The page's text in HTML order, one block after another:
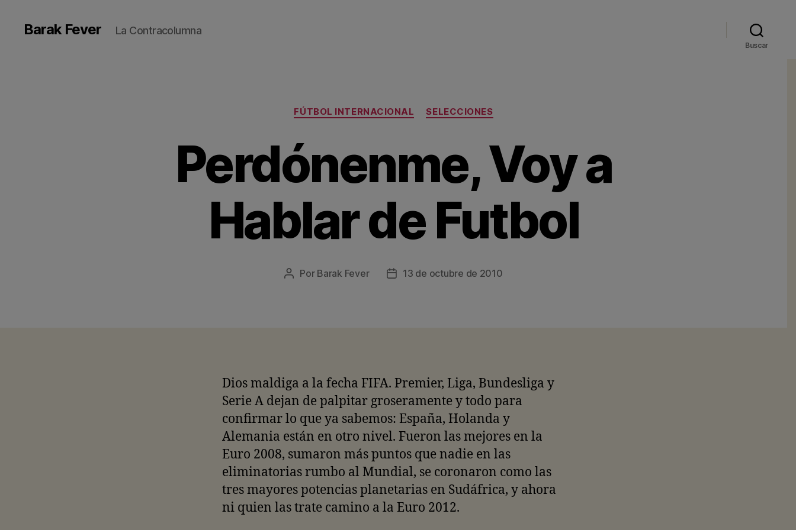
Barak Fever La Contracolumna
Buscar
Categorías
FÚTBOL INTERNACIONAL SELECCIONES
Perdónenme, Voy a
Hablar de Futbol
Autor
Por Barak Fever
Fecha13 de octubre de 2010
Dios maldiga a la fecha FIFA. Premier, Liga, Bundesliga y
Serie A dejan de palpitar groseramente y todo para
confirmar lo que ya sabemos: España, Holanda y
Alemania están en otro nivel. Fueron las mejores en la
Euro 2008, sumaron más puntos que nadie en las
eliminatorias rumbo al Mundial, se coronaron como las
tres mayores potencias planetarias en Sudáfrica, y ahora
ni quien las trate camino a la Euro 2012.